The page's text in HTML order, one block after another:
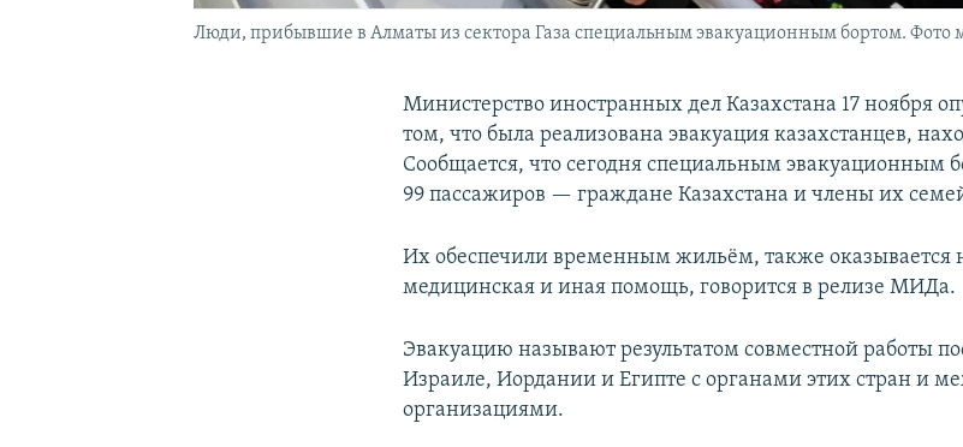
Люди, прибывшие в Алматы из сектора Газа специальным эвакуационным бортом. Фото
Министерство иностранных дел Казахстана 17 ноября
том, что была реализована эвакуация казахстанцев,
Сообщается, что сегодня специальным эвакуационным
99 пассажиров — граждане Казахстана и члены их
Их обеспечили временным жильём, также оказывается
медицинская и иная помощь, говорится в релизе МИДа.
Эвакуацию называют результатом совместной работы
Израиле, Иордании и Египте с органами этих стран и
организациями.